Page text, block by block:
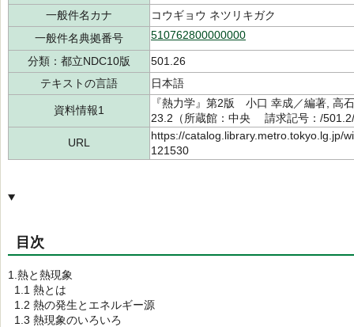
一般件名カナ
コウギョウ ネツリキガク
一般件名典拠番号
510762800000000
分類：都立NDC10版
501.26
テキストの言語
日本語
資料情報1
『熱力学』第2版 小口 幸成／編著,
23.2（所蔵館：中央 請求記号：/
URL
https://catalog.library.metro.tokyo.lg.jp/
121530
目次
1.熱と熱現象
1.1 熱とは
1.2 熱の発生とエネルギー源
1.3 熱現象のいろいろ